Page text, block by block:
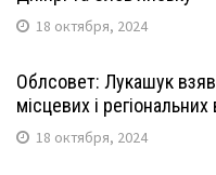
18 октября, 2024
Облсовет: Лукашук взяв
місцевих і
18 октября, 2024